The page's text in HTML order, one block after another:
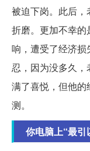
被迫下岗。此后
折磨。更加不幸
响，遭受了经济
忍，因为没多久
满了喜悦，但他
测。
你电脑上“最